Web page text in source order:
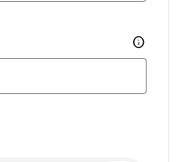
info